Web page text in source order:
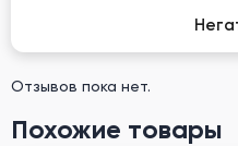
Отзывов пока нет.
Похожие товары